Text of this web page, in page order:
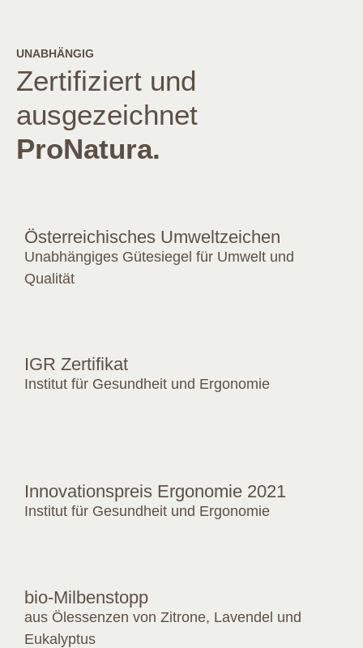
UNABHÄNGIG
Zertifiziert und
ausgezeichnet
ProNatura.
Österreichisches Umweltzeichen
Unabhängiges Gütesiegel für Umwelt und
Qualität
IGR Zertifikat
Institut für Gesundheit und Ergonomie
Innovationspreis Ergonomie 2021
Institut für Gesundheit und Ergonomie
bio-Milbenstopp
aus Ölessenzen von Zitrone, Lavendel und
Eukalyptus